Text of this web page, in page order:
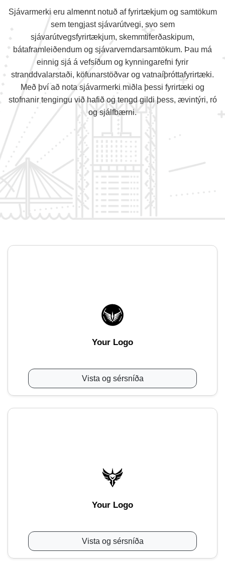
Sjávarmerki eru almennt notuð af fyrirtækjum og samtökum
sem tengjast sjávarútvegi, svo sem
sjávarútvegsfyrirtækjum, skemmtiferðaskipum,
bátaframleiðendum og sjávarverndarsamtökum. Þau má
einnig sjá á vefsíðum og kynningarefni fyrir
stranddvalarstaði, köfunarstöðvar og vatnaíþróttafyrirtæki.
Með því að nota sjávarmerki miðla þessi fyrirtæki og
stofnanir tengingu við hafið og tengd gildi þess, ævintýri, ró
og sjálfbærni.
Your Logo
Vista og sérsníða
Your Logo
Vista og sérsníða